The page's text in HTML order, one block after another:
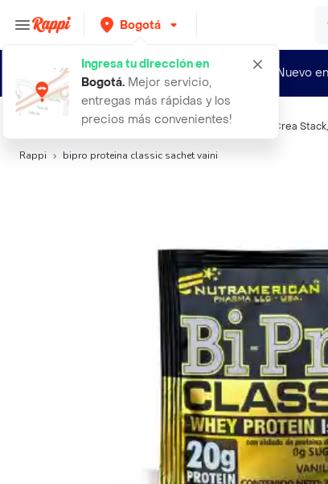
Bogotá
Ingresa tu dirección en
Bogotá. Mejor servicio,
entregas más rápidas y los
precios más convenientes!
¿Nuevo
Búsquedas relacionadas:Nutrición deportiva Crea Stack,
Rappi bipro proteina classic sachet vaini